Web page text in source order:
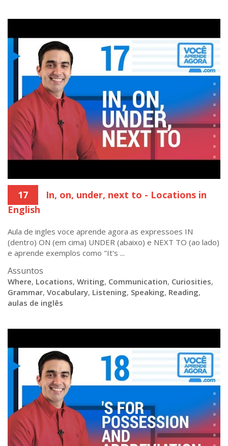
17
In, on, under, next to - Locations in
English
Aula de ingles voce aprende agora as expressoes IN
(dentro) ON (em cima) UNDER (abaixo) e NEXT TO (ao lado)
e aprende exemplos como "It's ...
Assuntos
Where, Locations, Writing, Communication, Curiosities,
Grammar, Vocabulary, Listening, Speaking, Reading,
aulas de inglês